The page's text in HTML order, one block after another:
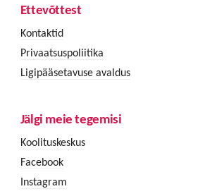
Ettevõttest
Kontaktid
Privaatsuspoliitika
Ligipääsetavuse avaldus
Jälgi meie tegemisi
Koolituskeskus
Facebook
Instagram